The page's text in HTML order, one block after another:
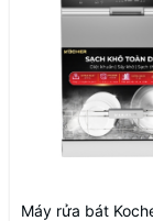
Máy rửa bát